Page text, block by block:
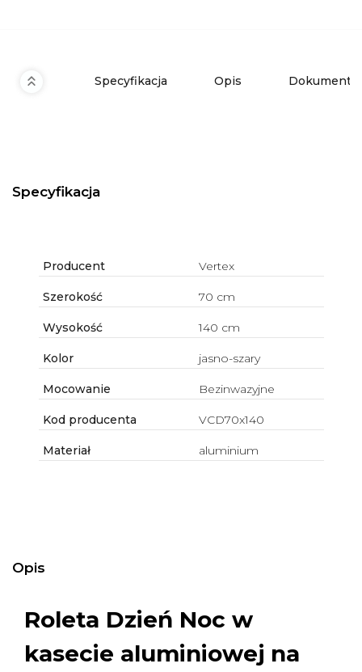
Specyfikacja Opis Dokumenty
Specyfikacja
Producent Vertex
Szerokość 70 cm
Wysokość 140 cm
Kolor jasno-szary
Mocowanie Bezinwazyjne
Kod producenta VCD70x140
Materiał aluminium
Opis
Roleta Dzień Noc w
kasecie aluminiowej na